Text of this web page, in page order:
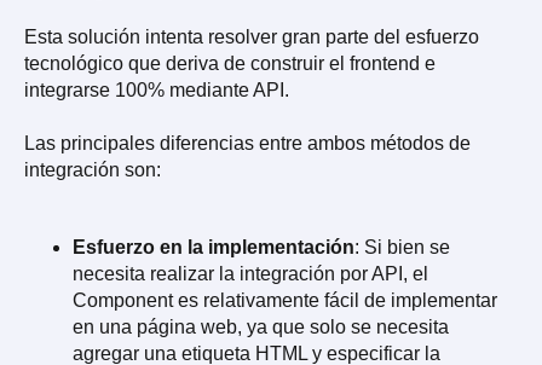
Esta solución intenta resolver gran parte del esfuerzo
tecnológico que deriva de construir el frontend e
integrarse 100% mediante API.
Las principales diferencias entre ambos métodos de
integración son:
Esfuerzo en la implementación: Si bien se
necesita realizar la integración por API, el
Component es relativamente fácil de implementar
en una página web, ya que solo se necesita
agregar una etiqueta HTML y especificar la